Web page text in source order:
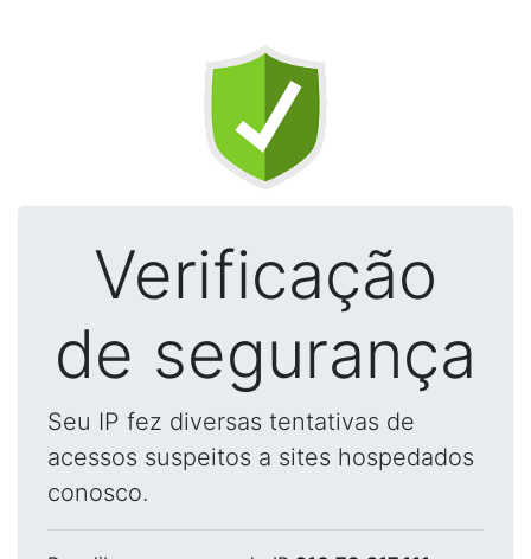
Verificação
de segurança
Seu IP fez diversas tentativas de
acessos suspeitos a sites hospedados
conosco.